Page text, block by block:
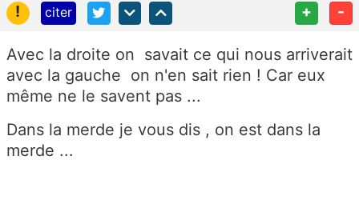
!
citer + -
Avec la droite on savait ce qui nous arriverait
avec la gauche on n'en sait rien ! Car eux
même ne le savent pas ...
Dans la merde je vous dis , on est dans la
merde ...